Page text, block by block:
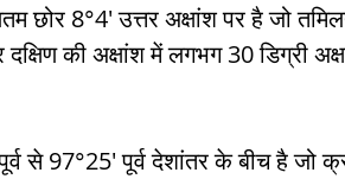
के जलप्रपात, world's
छोर 8°4' उत्तर अक्षांश पर है जो
की अक्षांश में लगभग 30 डिग्री
से 97°25' पूर्व देशांतर के बीच है जो